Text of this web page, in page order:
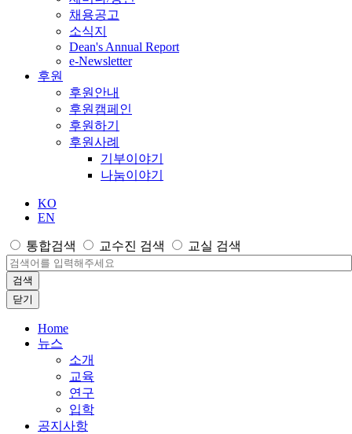
채용공고
소식지
Dean's Annual Report
e-Newsletter
후원
후원안내
후원캠페인
후원하기
후원사례
기부이야기
나눔이야기
KO
EN
통합검색 교수진 검색 교실 검색
검색
닫기
Home
뉴스
소개
교육
연구
입학
공지사항